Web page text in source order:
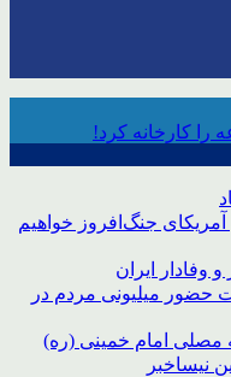
را کارخانه کرد!
جنگ‌افروز خواهیم
وفادار ایران
حضور میلیونی مردم در
مصلی امام خمینی (ره)
نیساخبر